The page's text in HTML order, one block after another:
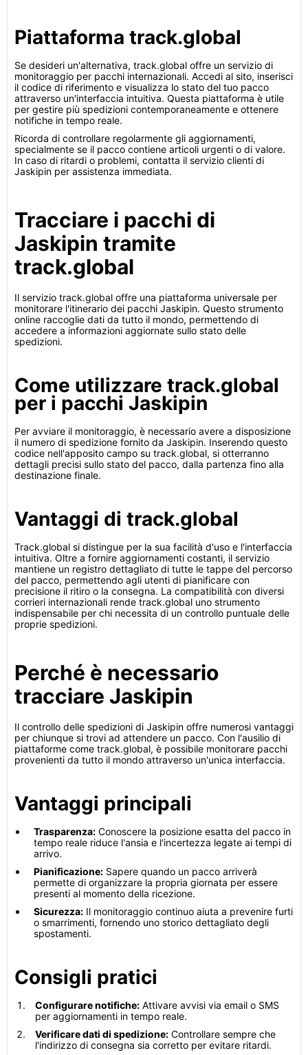
Piattaforma track.global
Se desideri un'alternativa, track.global offre un servizio di
monitoraggio per pacchi internazionali. Accedi al sito, inserisci
il codice di riferimento e visualizza lo stato del tuo pacco
attraverso un'interfaccia intuitiva. Questa piattaforma è utile
per gestire più spedizioni contemporaneamente e ottenere
notifiche in tempo reale.
Ricorda di controllare regolarmente gli aggiornamenti,
specialmente se il pacco contiene articoli urgenti o di valore.
In caso di ritardi o problemi, contatta il servizio clienti di
Jaskipin per assistenza immediata.
Tracciare i pacchi di
Jaskipin tramite
track.global
Il servizio track.global offre una piattaforma universale per
monitorare l'itinerario dei pacchi Jaskipin. Questo strumento
online raccoglie dati da tutto il mondo, permettendo di
accedere a informazioni aggiornate sullo stato delle
spedizioni.
Come utilizzare track.global
per i pacchi Jaskipin
Per avviare il monitoraggio, è necessario avere a disposizione
il numero di spedizione fornito da Jaskipin. Inserendo questo
codice nell'apposito campo su track.global, si otterranno
dettagli precisi sullo stato del pacco, dalla partenza fino alla
destinazione finale.
Vantaggi di track.global
Track.global si distingue per la sua facilità d'uso e l'interfaccia
intuitiva. Oltre a fornire aggiornamenti costanti, il servizio
mantiene un registro dettagliato di tutte le tappe del percorso
del pacco, permettendo agli utenti di pianificare con
precisione il ritiro o la consegna. La compatibilità con diversi
corrieri internazionali rende track.global uno strumento
indispensabile per chi necessita di un controllo puntuale delle
proprie spedizioni.
Perché è necessario
tracciare Jaskipin
Il controllo delle spedizioni di Jaskipin offre numerosi vantaggi
per chiunque si trovi ad attendere un pacco. Con l'ausilio di
piattaforme come track.global, è possibile monitorare pacchi
provenienti da tutto il mondo attraverso un'unica interfaccia.
Vantaggi principali
Trasparenza: Conoscere la posizione esatta del pacco in
tempo reale riduce l'ansia e l'incertezza legate ai tempi di
arrivo.
Pianificazione: Sapere quando un pacco arriverà
permette di organizzare la propria giornata per essere
presenti al momento della ricezione.
Sicurezza: Il monitoraggio continuo aiuta a prevenire furti
o smarrimenti, fornendo uno storico dettagliato degli
spostamenti.
Consigli pratici
Configurare notifiche: Attivare avvisi via email o SMS
per aggiornamenti in tempo reale.
Verificare dati di spedizione: Controllare sempre che
l'indirizzo di consegna sia corretto per evitare ritardi.